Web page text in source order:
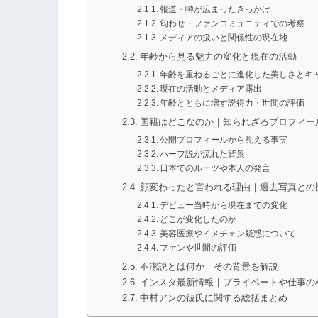
報道・噂が広まったきっかけ
匂わせ・ファンコミュニティでの考察
メディアの扱いと関係性の現在地
年齢から見る魅力の変化と現在の活動
年齢を重ねるごとに進化した美しさとキ
現在の活動とメディア露出
年齢とともに増す説得力・世間の評価
国籍はどこなのか｜知られざるプロフィー
公開プロフィールから見える事実
ハーフ説が流れた背景
日本でのルーツや本人の発言
顔変わったと言われる理由｜過去写真との
デビュー当時から現在までの変化
どこが変化したのか
美容医療やイメチェン疑惑について
ファンや世間の評価
不潔説とは何か｜その背景を解説
インスタ最新情報｜プライベートや仕事の
中村アンの彼氏に関する総括まとめ